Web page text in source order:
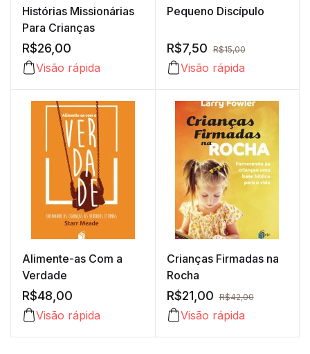
Histórias Missionárias
Para Crianças
R$26,00
Visão rápida
Pequeno Discípulo
R$7,50 R$15,00
Visão rápida
Alimente-as Com a
Verdade
R$48,00
Visão rápida
Crianças Firmadas na
Rocha
R$21,00 R$42,00
Visão rápida